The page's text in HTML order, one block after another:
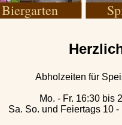
Biergarten
Abholzeiten für
Mo. - Fr. 16:30 bis
Sa. So. und Feiertags 10